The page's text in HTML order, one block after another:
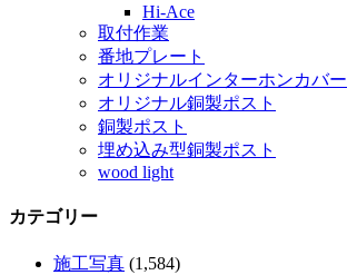
Hi-Ace
取付作業
番地プレート
オリジナルインターホンカバー
オリジナル銅製ポスト
銅製ポスト
埋め込み型銅製ポスト
wood light
カテゴリー
施工写真 (1,584)